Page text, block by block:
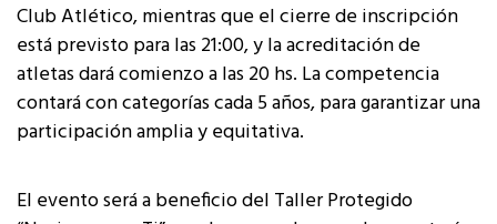
Club Atlético, mientras que el cierre de inscripción
está previsto para las 21:00, y la acreditación de
atletas dará comienzo a las 20 hs. La competencia
contará con categorías cada 5 años, para garantizar una
participación amplia y equitativa.
El evento será a beneficio del Taller Protegido